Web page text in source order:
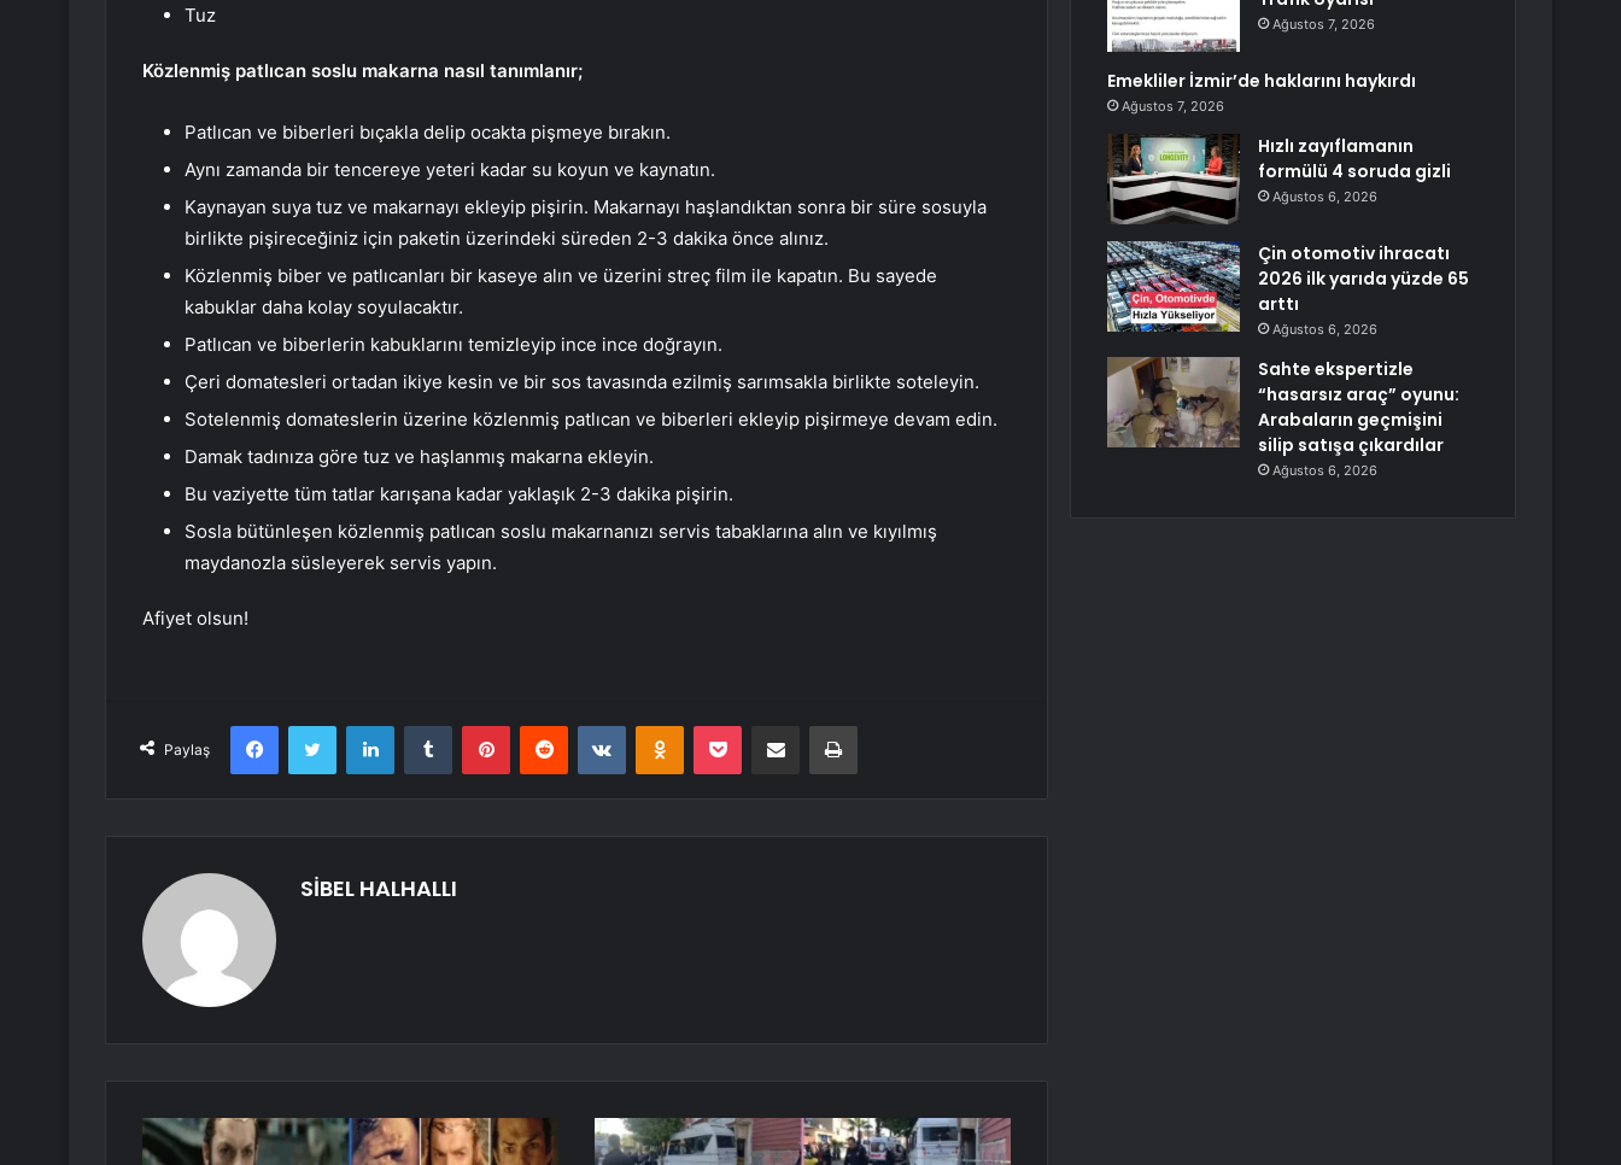
Tuz
Közlenmiş patlıcan soslu makarna nasıl tanımlanır;
Patlıcan ve biberleri bıçakla delip ocakta pişmeye bırakın.
Aynı zamanda bir tencereye yeteri kadar su koyun ve kaynatın.
Kaynayan suya tuz ve makarnayı ekleyip pişirin. Makarnayı haşlandıktan sonra bir süre sosuyla
birlikte pişireceğiniz için paketin üzerindeki süreden 2-3 dakika önce alınız.
Közlenmiş biber ve patlıcanları bir kaseye alın ve üzerini streç film ile kapatın. Bu sayede
kabuklar daha kolay soyulacaktır.
Patlıcan ve biberlerin kabuklarını temizleyip ince ince doğrayın.
Çeri domatesleri ortadan ikiye kesin ve bir sos tavasında ezilmiş sarımsakla birlikte soteleyin.
Sotelenmiş domateslerin üzerine közlenmiş patlıcan ve biberleri ekleyip pişirmeye devam edin.
Damak tadınıza göre tuz ve haşlanmış makarna ekleyin.
Bu vaziyette tüm tatlar karışana kadar yaklaşık 2-3 dakika pişirin.
Sosla bütünleşen közlenmiş patlıcan soslu makarnanızı servis tabaklarına alın ve kıyılmış
maydanozla süsleyerek servis yapın.
Afiyet olsun!
Paylaş
FacebookTwitter LinkedInTumblr PinterestReddit VKontakteOdnoklassniki
Pocket E-Posta ile paylaş Yazdır
SİBEL HALHALLI
Ağustos 7, 2026
Emekliler İzmir’de haklarını haykırdı
Ağustos 7, 2026
Hızlı zayıflamanın
formülü 4 soruda gizli
Ağustos 6, 2026
Çin otomotiv ihracatı
2026 ilk yarıda yüzde 65
arttı
Ağustos 6, 2026
Sahte ekspertizle
“hasarsız araç” oyunu:
Arabaların geçmişini
silip satışa çıkardılar
Ağustos 6, 2026